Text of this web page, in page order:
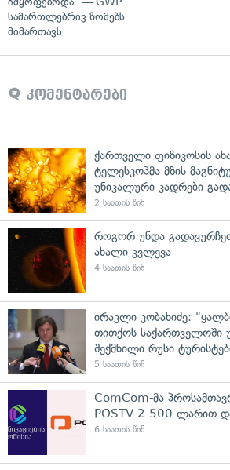
სამართლებრივ ზომებს
მიმართავს
კომენტარები
ქართველი ფიზიკოსის
ტელესკოპმა მზის
უნიკალური კადრები
2 საათის წინ
როგორ უნდა
ახალი კვლევა
4 საათის წინ
ირაკლი კობახიძე:
თითქოს საქართველოში
შექმნილი რუსი
5 საათის წინ
ComCom-მა
POSTV 2 500 ლარით
6 საათის წინ